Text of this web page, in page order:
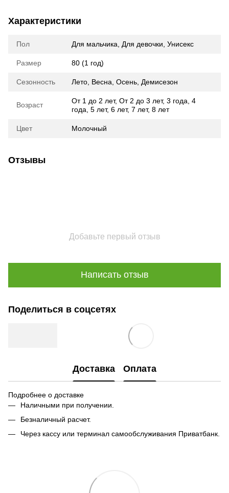
Характеристики
Пол Для мальчика Для девочки Унисекс
Размер 80 (1 год)
Сезонность Лето Весна Осень Демисезон
Возраст От 1 до 2 лет, От 2 до 3 лет, 3 года 4
года 5 лет, 6 лет, 7 лет, 8 лет
Цвет Молочный
Отзывы
Добавьте первый отзыв
Написать отзыв
Поделиться в соцсетях
Доставка Оплата
Подробнее о доставке
Наличными при получении.
Безналичный расчет.
Через кассу или терминал самообслуживания Приватбанк.